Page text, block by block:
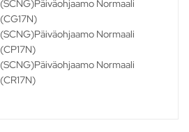
(SCNG)Päiväohjaamo Normaali
(CG17N)
(SCNG)Päiväohjaamo Normaali
(CP17N)
(SCNG)Päiväohjaamo Normaali
(CR17N)